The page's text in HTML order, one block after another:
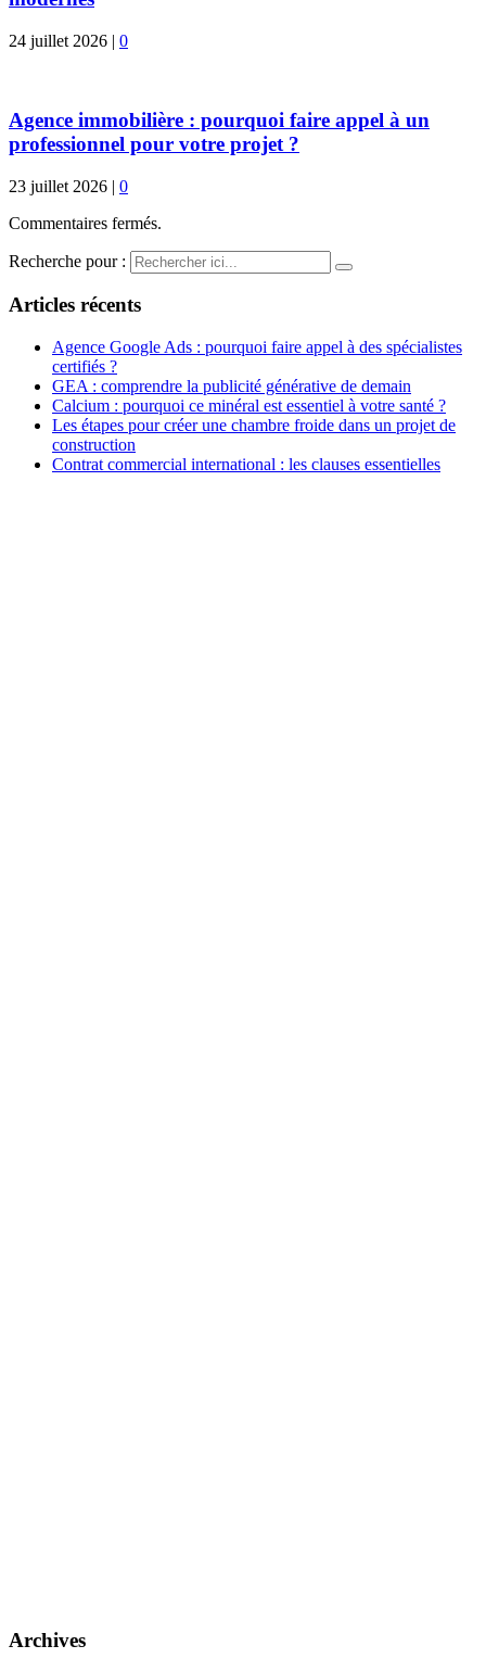
24 juillet 2026 | 0
Agence immobilière : pourquoi faire appel à un
professionnel pour votre projet ?
23 juillet 2026 | 0
Commentaires fermés.
Recherche pour :
Articles récents
Agence Google Ads : pourquoi faire appel à des spécialistes
certifiés ?
GEA : comprendre la publicité générative de demain
Calcium : pourquoi ce minéral est essentiel à votre santé ?
Les étapes pour créer une chambre froide dans un projet de
construction
Contrat commercial international : les clauses essentielles
Archives